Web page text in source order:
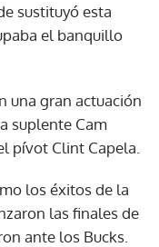
sustituyó esta
el banquillo
una gran actuación
suplente Cam
pívot Clint Capela.
los éxitos de la
las finales de
ante los Bucks.